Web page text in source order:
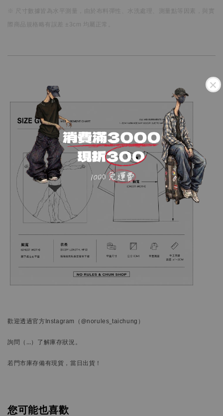
※ 尺寸數據皆為水平測量， 由於布料彈性、水洗處理、測量點等因素，
際商品規格略有誤差 ±3cm 均屬正常。
歡迎透過官方Instagram （@norules_taichung）
詢問 （…） 了解庫存狀況。
若門市庫存備有現貨，當日出貨！
您可能也喜歡